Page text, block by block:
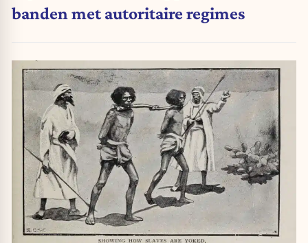
banden met autoritaire regimes